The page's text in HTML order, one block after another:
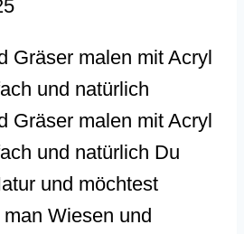
Gräser malen mit Acryl
und natürlich
Gräser malen mit Acryl
und natürlich Du
und möchtest
Wiesen und